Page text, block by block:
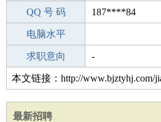
手机号码 192****3842
QQ 号 码 187****84
微信号码
电脑水平
外语水平
求职意向 -
本文链接：http://www.bjztyhj.com/
最新招聘